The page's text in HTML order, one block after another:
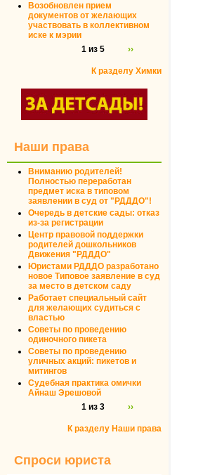
Возобновлен прием
документов от желающих
участвовать в коллективном
иске к мэрии
1 из 5
››
К разделу Химки
Наши права
Вниманию родителей!
Полностью переработан
предмет иска в типовом
заявлении в суд от "РДДДО"!
Очередь в детские сады: отказ
из-за регистрации
Центр правовой поддержки
родителей дошкольников
Движения "РДДДО"
Юристами РДДДО разработано
новое Типовое заявление в суд
за место в детском саду
Работает специальный сайт
для желающих судиться с
властью
Советы по проведению
одиночного пикета
Советы по проведению
уличных акций: пикетов и
митингов
Судебная практика омички
Айнаш Эрешовой
1 из 3
››
К разделу Наши права
Спроси юриста